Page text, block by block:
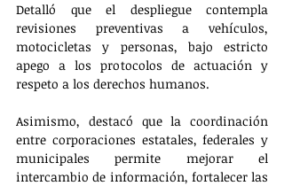
Detalló que el despliegue contempla
revisiones preventivas a vehículos,
motocicletas y personas, bajo estricto
apego a los protocolos de actuación y
respeto a los derechos humanos.
Asimismo, destacó que la coordinación
entre corporaciones estatales, federales y
municipales permite mejorar el
intercambio de información, fortalecer las